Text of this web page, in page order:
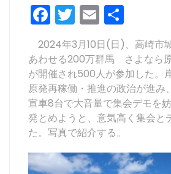
F
a
c
e
b
o
o
k
T
w
itt
er
E
m
ai
l
有
2024年3月10日(日)、高崎市
あわせる200万群馬 さよなら
が開催され500人が参加した。
原発再稼働・推進の政治が進み
宣車8台で大音量で集会デモを
発とめようと、意気高く集会と
た。写真で紹介する。